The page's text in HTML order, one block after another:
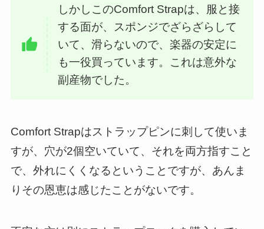
しかしこのComfort Strapは、服と接
する面が、スポンジでざらざらして
いて、滑らないので、楽器の安定に
も一役買っています。これは意外な
副産物でした。
Comfort Strapはストラップピンに刺して使いま
すが、穴が2個空いていて、それを両方指すこと
で、外れにくくなるということですが、あんま
りその恩恵は感じたことがないです。